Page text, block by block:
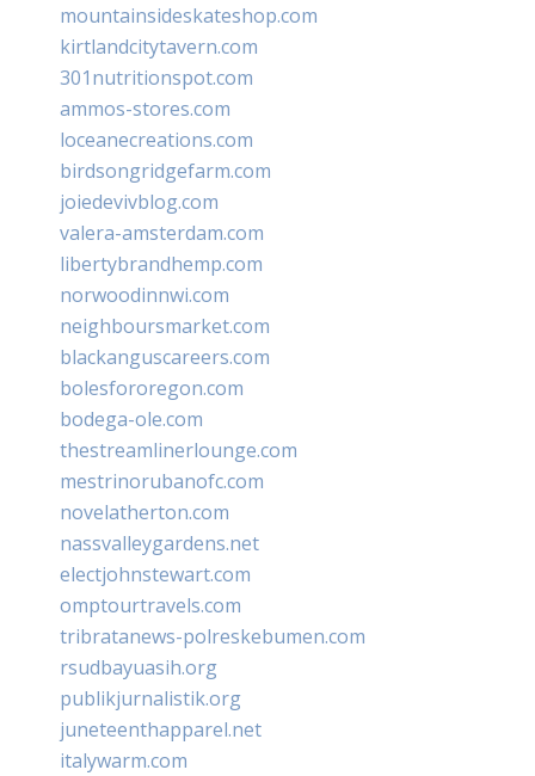
mountainsideskateshop.com
kirtlandcitytavern.com
301nutritionspot.com
ammos-stores.com
loceanecreations.com
birdsongridgefarm.com
joiedevivblog.com
valera-amsterdam.com
libertybrandhemp.com
norwoodinnwi.com
neighboursmarket.com
blackanguscareers.com
bolesfororegon.com
bodega-ole.com
thestreamlinerlounge.com
mestrinorubanofc.com
novelatherton.com
nassvalleygardens.net
electjohnstewart.com
omptourtravels.com
tribratanews-polreskebumen.com
rsudbayuasih.org
publikjurnalistik.org
juneteenthapparel.net
italywarm.com